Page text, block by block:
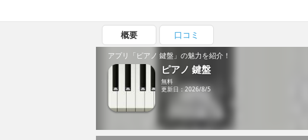
概要 口コミ
アプリ「ピアノ 鍵盤」の魅力を紹介！
ピアノ 鍵盤
無料
更新日：2026/8/5